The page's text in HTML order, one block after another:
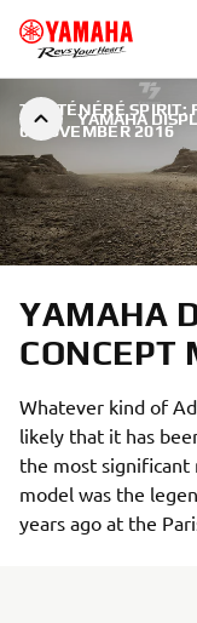
YAMAHA
THE TÉNÉRÉ SPIRIT:
6 NOVEMBER 2016
YAMAHA
CONCEPT
Whatever kind of
likely that it has
the most significant
model was the
years ago at the